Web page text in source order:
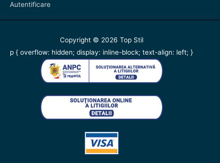
Autentificare
Copyright © 2026 Top Stil
p { overflow: hidden; display: inline-block; text-align: left; }